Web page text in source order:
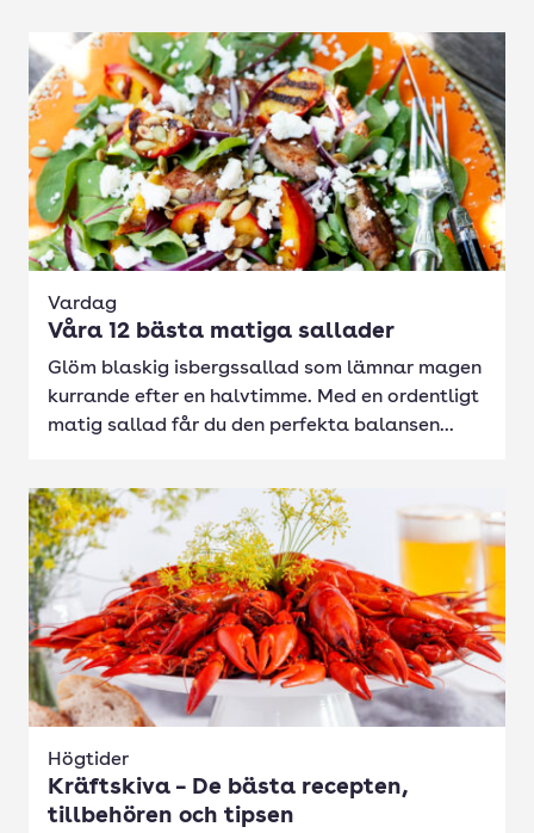
Vardag
Våra 12 bästa matiga sallader
Glöm blaskig isbergssallad som lämnar magen
kurrande efter en halvtimme. Med en ordentligt
matig sallad får du den perfekta balansen...
Högtider
Kräftskiva – De bästa recepten,
tillbehören och tipsen